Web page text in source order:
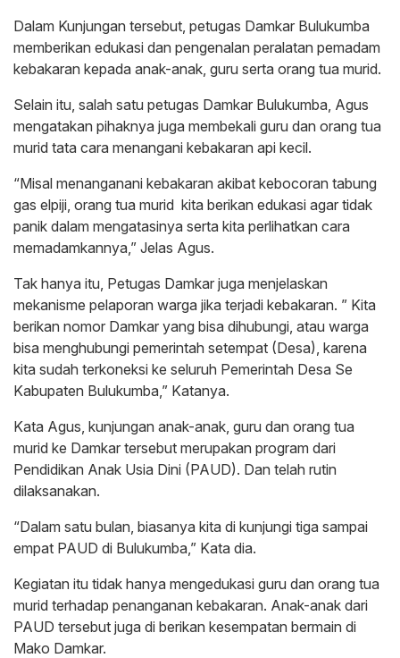
Dalam Kunjungan tersebut, petugas Damkar Bulukumba
memberikan edukasi dan pengenalan peralatan pemadam
kebakaran kepada anak-anak, guru serta orang tua murid.
Selain itu, salah satu petugas Damkar Bulukumba, Agus
mengatakan pihaknya juga membekali guru dan orang tua
murid tata cara menangani kebakaran api kecil.
“Misal menanganani kebakaran akibat kebocoran tabung
gas elpiji, orang tua murid kita berikan edukasi agar tidak
panik dalam mengatasinya serta kita perlihatkan cara
memadamkannya,” Jelas Agus.
Tak hanya itu, Petugas Damkar juga menjelaskan
mekanisme pelaporan warga jika terjadi kebakaran. ” Kita
berikan nomor Damkar yang bisa dihubungi, atau warga
bisa menghubungi pemerintah setempat (Desa), karena
kita sudah terkoneksi ke seluruh Pemerintah Desa Se
Kabupaten Bulukumba,” Katanya.
Kata Agus, kunjungan anak-anak, guru dan orang tua
murid ke Damkar tersebut merupakan program dari
Pendidikan Anak Usia Dini (PAUD). Dan telah rutin
dilaksanakan.
“Dalam satu bulan, biasanya kita di kunjungi tiga sampai
empat PAUD di Bulukumba,” Kata dia.
Kegiatan itu tidak hanya mengedukasi guru dan orang tua
murid terhadap penanganan kebakaran. Anak-anak dari
PAUD tersebut juga di berikan kesempatan bermain di
Mako Damkar.